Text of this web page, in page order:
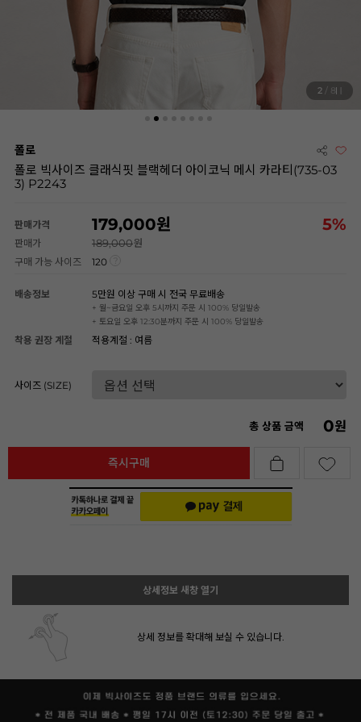
2 / 8
폴로
폴로 빅사이즈 클래식핏 블랙헤더 아이코닉 메시 카라티(735-03
3) P2243
판매가격 179,000 5%
판매가 189,000
구매 가능 사이즈 120
배송정보 5만원 이상 구매 시 전국 무료배송
+ 월~금요일 오후 5시까지 주문 시 100% 당일발송
+ 토요일 오후 12:30분까지 주문 시 100% 당일발송
착용 권장 계절 적용계절 : 여름
사이즈 (SIZE)
총 상품 금액 0원
즉시구매
상세정보 새창 열기
상세 정보를 확대해 보실 수 있습니다.